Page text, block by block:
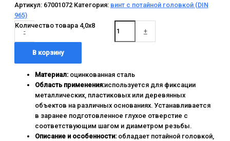
Артикул: 67001072 Категория: винт с потайной головкой (DIN
965)
-
Количество товара 4,0x8
+
В корзину
Материал:оцинкованная сталь
Область применения:используется для фиксации
металлических, пластиковых или деревянных
объектов на различных основаниях. Устанавливается
в заранее подготовленное глухое отверстие с
соответствующим шагом и диаметром резьбы.
Описание и особенности:обладает потайной головкой,